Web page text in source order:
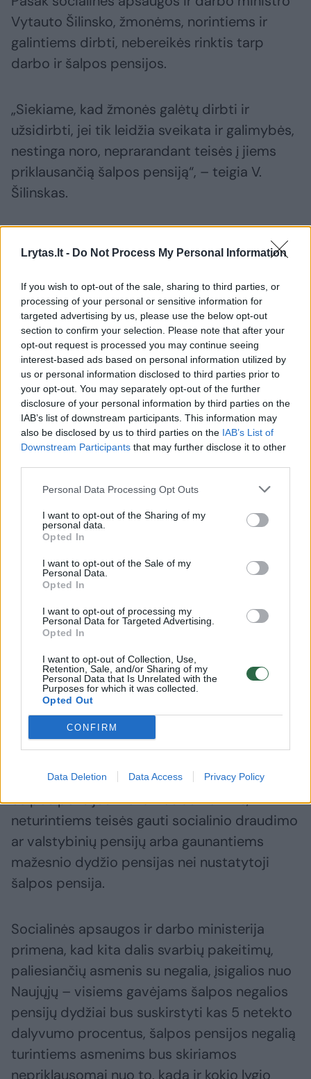
Lrytas.lt - Do Not Process My Personal Information
If you wish to opt-out of the sale, sharing to third parties, or
processing of your personal or sensitive information for
targeted advertising by us, please use the below opt-out
section to confirm your selection. Please note that after your
opt-out request is processed you may continue seeing
interest-based ads based on personal information utilized by
us or personal information disclosed to third parties prior to
your opt-out. You may separately opt-out of the further
disclosure of your personal information by third parties on the
IAB’s list of downstream participants. This information may
also be disclosed by us to third parties on the IAB’s List of
Downstream Participants that may further disclose it to other
Personal Data Processing Opt Outs
I want to opt-out of the Sharing of my
personal data.
Opted In
I want to opt-out of the Sale of my
Personal Data.
Opted In
I want to opt-out of processing my
Personal Data for Targeted Advertising.
Opted In
I want to opt-out of Collection, Use,
Retention, Sale, and/or Sharing of my
Personal Data that Is Unrelated with the
Purposes for which it was collected.
Opted Out
CONFIRM
Data Deletion Data Access Privacy Policy
Vytauto Šilinsko, žmonėms, norintiems ir
galintiems dirbti, nebereikės rinktis tarp
darbo ir šalpos pensijos.
„Siekiame, kad žmonės galėtų dirbti ir
užsidirbti, jei tik leidžia sveikata ir galimybės,
nestinga noro, neprarandant teisės į jiems
priklausančią šalpos pensiją“, – teigia V.
Šilinskas.
Susiję straipsniai
Galbūt nepagalvojote, tačiau
darbo pokalbyje taip galite
nepraleisti šio žingsnio(1)
Senjorai
Remiantis Sodros 2024 m. I ketvirčio
duomenimis, šalpos išmokas gauna 63 tūkst.
asmenų, iš kurių – daugiau nei 45 tūkst.
vidutinė išmoka siekia 301 eurą.
Tuo metu, šalpos senatvės pensiją, kaip rodo
duomenys, gauna daugiau nei 11 tūkst.
asmenų (vidutinė išmoka – 195 eurai).
Šalpos pensijos mokamos asmenims,
neturintiems teisės gauti socialinio draudimo
ar valstybinių pensijų arba gaunantiems
mažesnio dydžio pensijas nei nustatytoji
šalpos pensija.
Socialinės apsaugos ir darbo ministerija
primena, kad kita dalis svarbių pakeitimų,
paliesiančių asmenis su negalia, įsigalios nuo
Naujųjų – visiems gavėjams šalpos negalios
pensijų dydžiai bus suskirstyti kas 5 netekto
dalyvumo procentus, šalpos pensijos negalią
turintiems asmenims bus skiriamos
nepriklausomai nuo to, kada ir kokio lygio